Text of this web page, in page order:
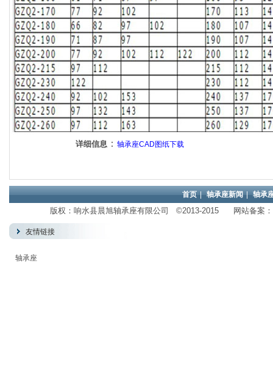
详细信息 ： 轴承座CAD图纸下载
首页 | 轴承座新闻 | 轴承
友情链接
轴承座
版权：响水县晨旭轴承座有限公司 ©2013-2015 网站备